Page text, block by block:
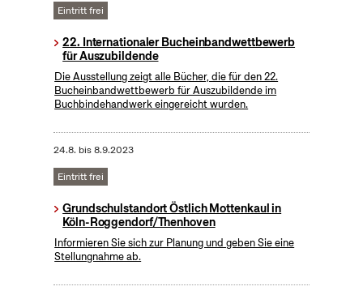
Eintritt frei
22. Internationaler Bucheinbandwettbewerb
für Auszubildende
Die Ausstellung zeigt alle Bücher, die für den 22.
Bucheinbandwettbewerb für Auszubildende im
Buchbindehandwerk eingereicht wurden.
24.8. bis8.9.2023
Eintritt frei
Grundschulstandort Östlich Mottenkaul in
Köln-Roggendorf/Thenhoven
Informieren Sie sich zur Planung und geben Sie eine
Stellungnahme ab.